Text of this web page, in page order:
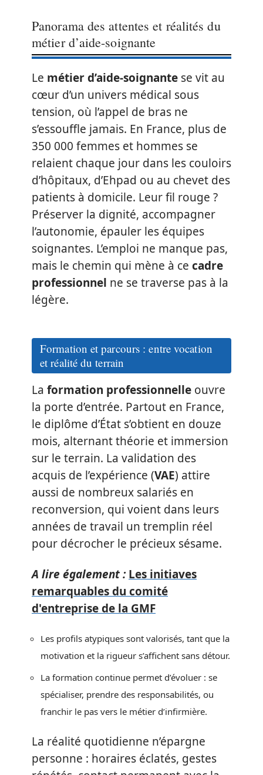
Panorama des attentes et réalités du
métier d’aide-soignante
Le métier d’aide-soignante se vit au
cœur d’un univers médical sous
tension, où l’appel de bras ne
s’essouffle jamais. En France, plus de
350 000 femmes et hommes se
relaient chaque jour dans les couloirs
d’hôpitaux, d’Ehpad ou au chevet des
patients à domicile. Leur fil rouge ?
Préserver la dignité, accompagner
l’autonomie, épauler les équipes
soignantes. L’emploi ne manque pas,
mais le chemin qui mène à ce cadre
professionnel ne se traverse pas à la
légère.
Formation et parcours : entre vocation
et réalité du terrain
La formation professionnelle ouvre
la porte d’entrée. Partout en France,
le diplôme d’État s’obtient en douze
mois, alternant théorie et immersion
sur le terrain. La validation des
acquis de l’expérience (VAE) attire
aussi de nombreux salariés en
reconversion, qui voient dans leurs
années de travail un tremplin réel
pour décrocher le précieux sésame.
A lire également : Les initiaves
remarquables du comité
d'entreprise de la GMF
Les profils atypiques sont valorisés, tant que la
motivation et la rigueur s’affichent sans détour.
La formation continue permet d’évoluer : se
spécialiser, prendre des responsabilités, ou
franchir le pas vers le métier d’infirmière.
La réalité quotidienne n’épargne
personne : horaires éclatés, gestes